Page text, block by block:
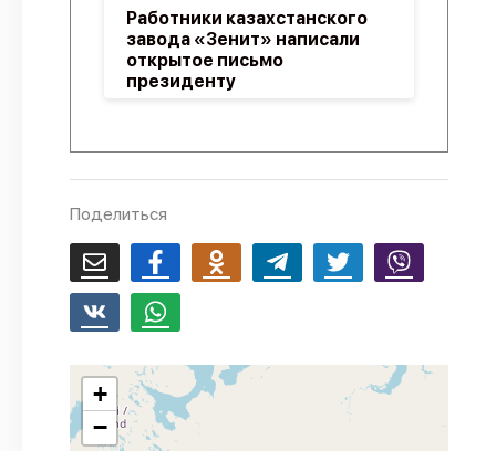
Работники казахстанского
завода «Зенит» написали
открытое письмо
президенту
Поделиться
+
−